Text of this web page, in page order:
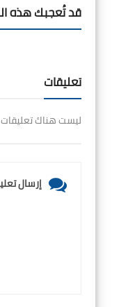
قد تُعجبك هذه
تعليقات
ليست هناك تعليقات
إرسال